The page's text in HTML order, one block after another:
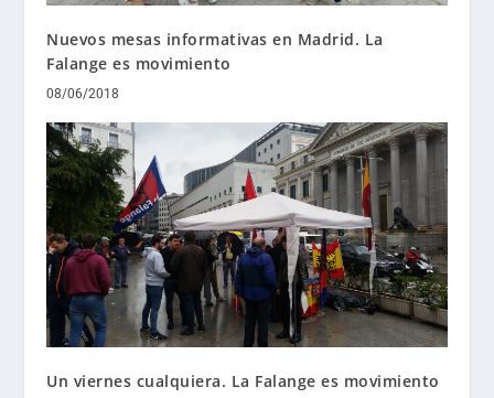
Nuevos mesas informativas en Madrid. La
Falange es movimiento
08/06/2018
Un viernes cualquiera. La Falange es movimiento